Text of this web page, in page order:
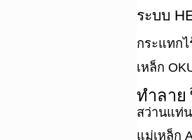
ระบบ
กระแทกไ
เหล็ก
ทำลาย
สว่านแท่
แม่เหล็ก